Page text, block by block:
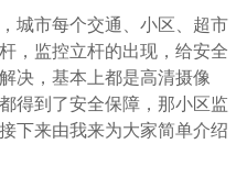
城市每个交通、小区、超市
，监控立杆的出现，给安全
决，基本上都是高清摄像
得到了安全保障，那小区监
下来由我来为大家简单介绍